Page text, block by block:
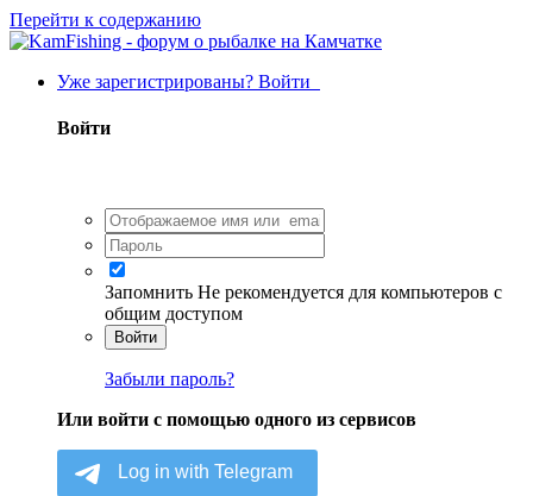
Перейти к содержанию
Уже зарегистрированы? Войти
Войти
Запомнить Не рекомендуется для компьютеров с
общим доступом
Войти
Забыли пароль?
Или войти с помощью одного из сервисов